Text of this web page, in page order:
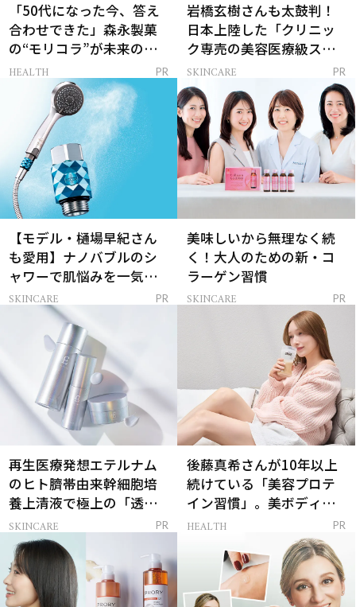
「50代になった今、答え
合わせできた」森永製菓
の“モリコラ”が未来のキ
レイを連れてくる！
HEALTH PR
岩橋玄樹さんも太鼓判！
日本上陸した「クリニッ
ク専売の美容医療級スキ
ンケア」
SKINCARE PR
【モデル・樋場早紀さん
も愛用】ナノバブルのシ
ャワーで肌悩みを一気に
解決
SKINCARE PR
美味しいから無理なく続
く！大人のための新・コ
ラーゲン習慣
SKINCARE PR
再生医療発想エテルナム
のヒト臍帯由来幹細胞培
養上清液で極上の「透明
感ハリ肌」へ
SKINCARE PR
後藤真希さんが10年以上
続けている「美容プロテ
イン習慣」。美ボディを
支える朝ルーティンと
HEALTH PR